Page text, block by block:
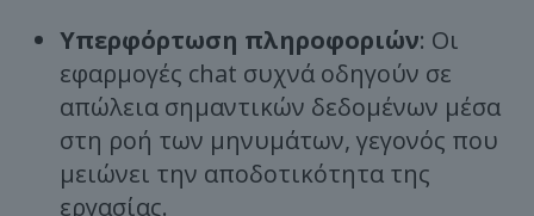
Υπερφόρτωση πληροφοριών: Οι
εφαρμογές chat συχνά οδηγούν σε
απώλεια σημαντικών δεδομένων μέσα
στη ροή των μηνυμάτων, γεγονός που
μειώνει την αποδοτικότητα της
εργασίας.